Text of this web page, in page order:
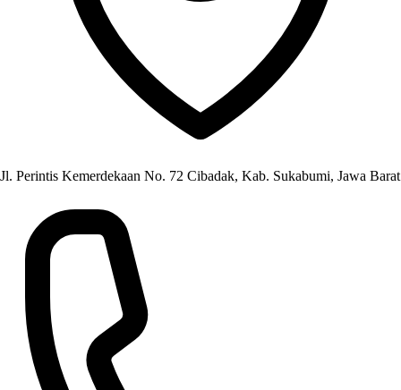
Jl. Perintis Kemerdekaan No. 72 Cibadak, Kab. Sukabumi, Jawa Barat